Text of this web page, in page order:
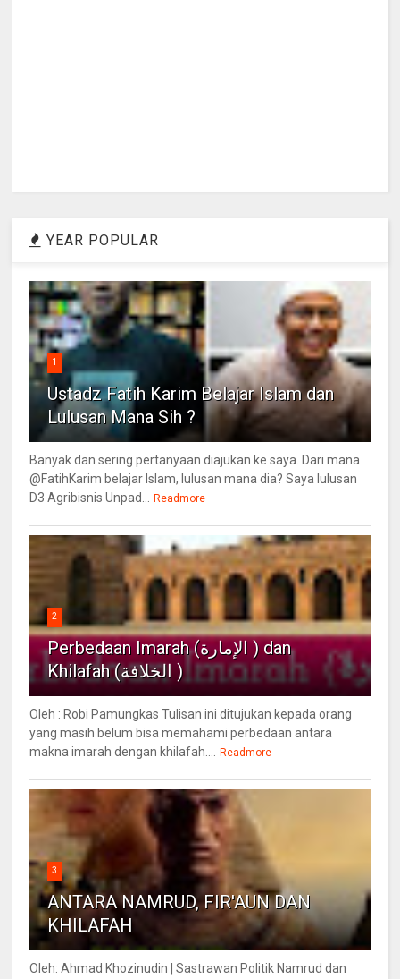
YEAR POPULAR
1
Ustadz Fatih Karim Belajar Islam dan
Lulusan Mana Sih ?
Banyak dan sering pertanyaan diajukan ke saya. Dari mana
@FatihKarim belajar Islam, lulusan mana dia? Saya lulusan
D3 Agribisnis Unpad... Readmore
2
Perbedaan Imarah (الإمارة ) dan
Khilafah (الخلافة )
Oleh : Robi Pamungkas Tulisan ini ditujukan kepada orang
yang masih belum bisa memahami perbedaan antara
makna imarah dengan khilafah.... Readmore
3
ANTARA NAMRUD, FIR'AUN DAN
KHILAFAH
Oleh: Ahmad Khozinudin | Sastrawan Politik Namrud dan